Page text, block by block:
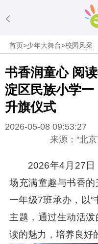
首页>少年大舞台>校园风采
书香润童心 阅
淀区民族小学
升旗仪式
2026-05-08 09:53:27
来源：“北
2026年4月27日
场充满童趣与书香
一年级7班承办，以“
主题，通过生动活
读的魅力，培养良好